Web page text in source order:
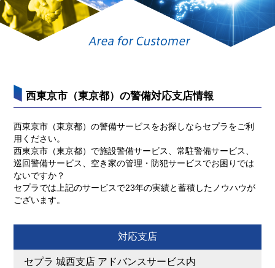
西東京市（東京都）の警備対応支店情報
西東京市（東京都）の警備サービスをお探しならセプラをご利
用ください。
西東京市（東京都）で施設警備サービス、常駐警備サービス、
巡回警備サービス、空き家の管理・防犯サービスでお困りでは
ないですか？
セプラでは上記のサービスで23年の実績と蓄積したノウハウが
ございます。
対応支店
セプラ 城西支店 アドバンスサービス内